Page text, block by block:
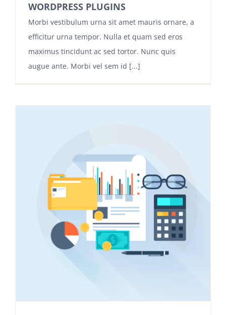
WORDPRESS PLUGINS
Morbi vestibulum urna sit amet mauris ornare, a
efficitur urna tempor. Nulla et quam sed eros
maximus tincidunt ac sed tortor. Nunc quis
augue ante. Morbi vel sem id [...]